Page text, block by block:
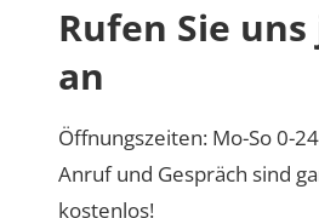
Rufen Sie
an
Öffnungszeiten: Mo-So 0-
Anruf und Gespräch sind
kostenlos!